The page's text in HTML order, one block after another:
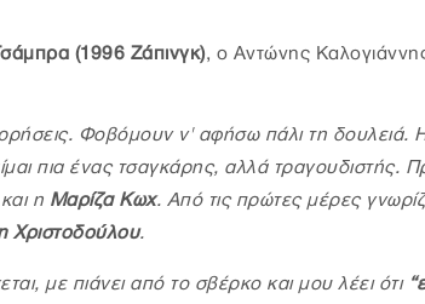
(1996 Ζάπινγκ), ο Αντώνης
Φοβόμουν ν' αφήσω πάλι τη
πια ένας τσαγκάρης, αλλά τραγουδιστής.
η Μαρίζα Κωχ. Από τις πρώτες μέρες
Χριστοδούλου.
με πιάνει από το σβέρκο και μου λέει ότι